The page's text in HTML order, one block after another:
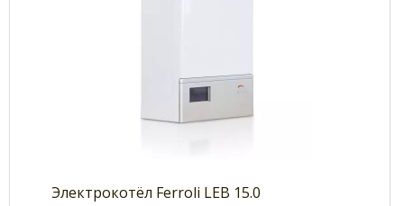
Электрокотёл Ferroli LEB 15.0